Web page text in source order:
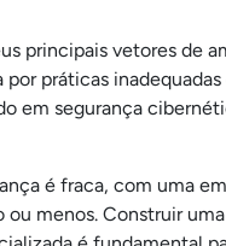
principais vetores de
práticas
em segurança
é fraca, com uma
menos. Construir